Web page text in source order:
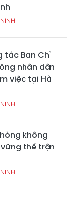
tác Ban Chỉ
nhân dân
việc tại Hà
không
thế trận